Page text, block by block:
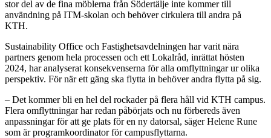
stor del av de fina möblerna från Södertälje inte kommer till
användning på ITM-skolan och behöver cirkulera till andra på
KTH.
Sustainability Office och Fastighetsavdelningen har varit nära
partners genom hela processen och ett Lokalråd, inrättat hösten
2024, har analyserat konsekvenserna för alla omflyttningar ur olika
perspektiv. För när ett gäng ska flytta in behöver andra flytta på sig.
– Det kommer bli en hel del rockader på flera håll vid KTH campus.
Flera omflyttningar har redan påbörjats och nu förbereds även
anpassningar för att ge plats för en ny datorsal, säger Helene Rune
som är programkoordinator för campusflyttarna.